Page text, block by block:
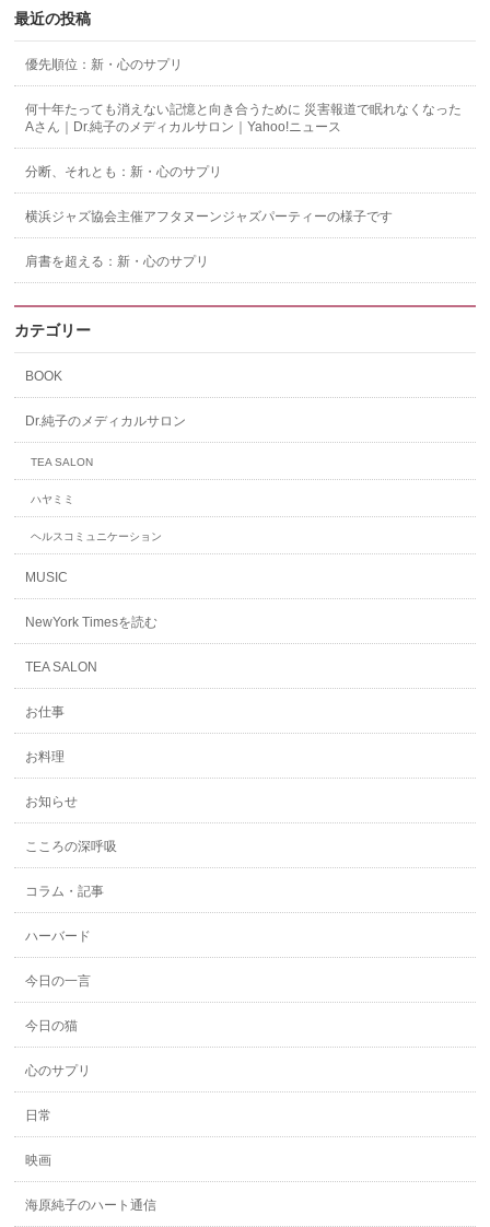
最近の投稿
優先順位：新・心のサプリ
何十年たっても消えない記憶と向き合うために 災害報道で眠れなくなった
Aさん｜Dr.純子のメディカルサロン｜Yahoo!ニュース
分断、それとも：新・心のサプリ
横浜ジャズ協会主催アフタヌーンジャズパーティーの様子です
肩書を超える：新・心のサプリ
カテゴリー
BOOK
Dr.純子のメディカルサロン
TEA SALON
ハヤミミ
ヘルスコミュニケーション
MUSIC
NewYork Timesを読む
TEA SALON
お仕事
お料理
お知らせ
こころの深呼吸
コラム・記事
ハーバード
今日の一言
今日の猫
心のサプリ
日常
映画
海原純子のハート通信